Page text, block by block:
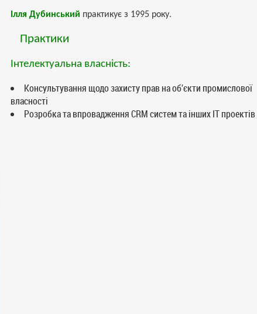
Ілля Дубинський практикує з 1995 року.
Практики
Інтелектуальна власність:
Консультування щодо захисту прав на об’єкти промислової
власності
Розробка та впровадження CRM систем та інших ІТ проектів